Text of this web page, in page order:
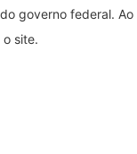
governo federal.
site.